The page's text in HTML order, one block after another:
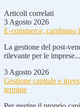
Articoli correlati
3 Agosto 2026
E-commerce, cambiano
La gestione del post-
rilevante per le imprese...
3 Agosto 2026
Gestione capitale e
termine